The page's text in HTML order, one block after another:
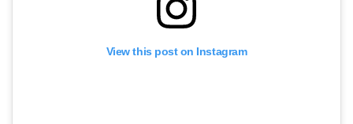
View this post on Instagram